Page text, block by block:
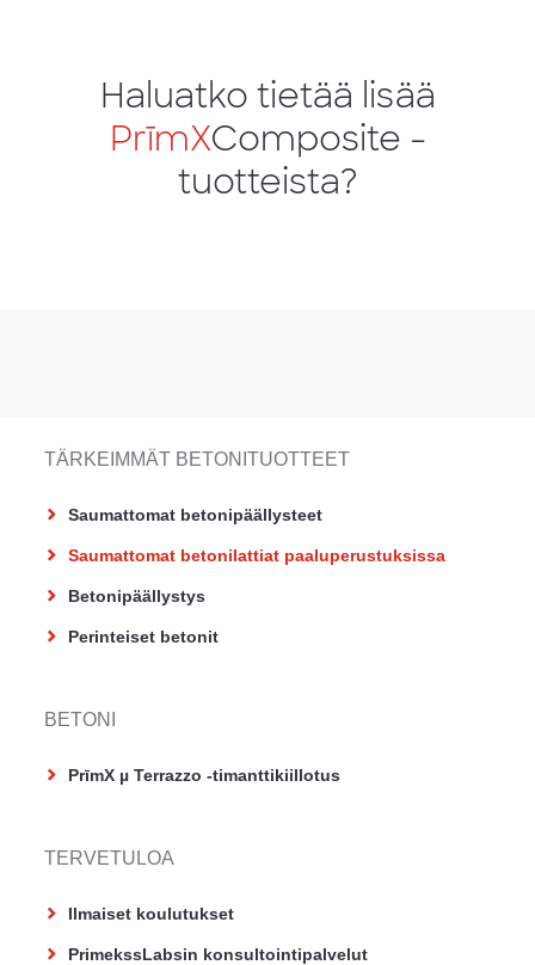
Haluatko tietää lisää
PrīmXComposite -
tuotteista?
TÄRKEIMMÄT BETONITUOTTEET
Saumattomat betonipäällysteet
Saumattomat betonilattiat paaluperustuksissa
Betonipäällystys
Perinteiset betonit
BETONI
PrīmX µ Terrazzo -timanttikiillotus
TERVETULOA
Ilmaiset koulutukset
PrimekssLabsin konsultointipalvelut